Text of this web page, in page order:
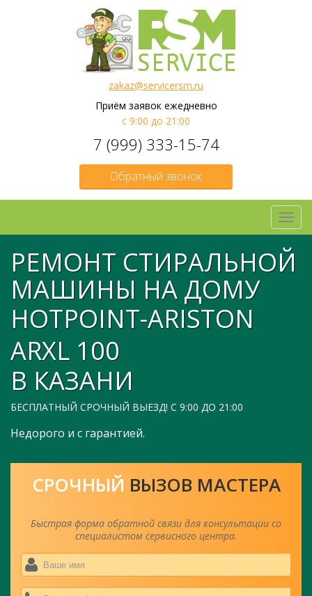
zakaz@servicersm.ru
Приём заявок ежедневно
с 9:00 до 21:00
7 (999) 333-15-74
Обратный звонок
РЕМОНТ СТИРАЛЬНОЙ
МАШИНЫ НА ДОМУ
HOTPOINT-ARISTON
ARXL 100
В КАЗАНИ
БЕСПЛАТНЫЙ СРОЧНЫЙ ВЫЕЗД! С 9:00 ДО 21:00
Недорого и с гарантией.
СРОЧНЫЙ ВЫЗОВ МАСТЕРА
Быстрая форма обратной связи для консультации со
специалистом сервисного центра.